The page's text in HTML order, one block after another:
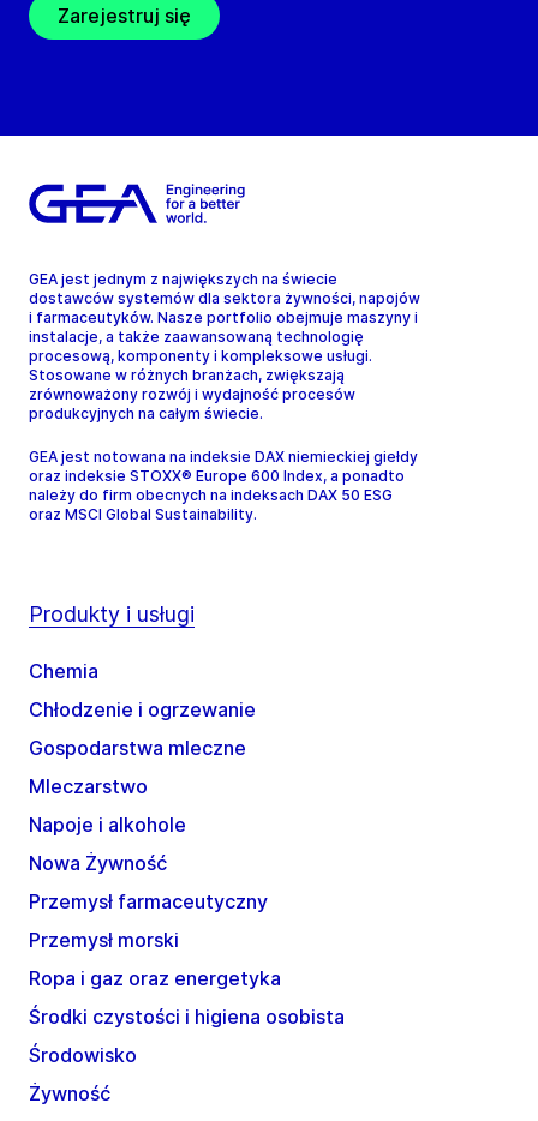
Zarejestruj się
GEA jest jednym z największych na świecie
dostawców systemów dla sektora żywności, napojów
i farmaceutyków. Nasze portfolio obejmuje maszyny i
instalacje, a także zaawansowaną technologię
procesową, komponenty i kompleksowe usługi.
Stosowane w różnych branżach, zwiększają
zrównoważony rozwój i wydajność procesów
produkcyjnych na całym świecie.
GEA jest notowana na indeksie DAX niemieckiej giełdy
oraz indeksie STOXX® Europe 600 Index, a ponadto
należy do firm obecnych na indeksach DAX 50 ESG
oraz MSCI Global Sustainability.
Produkty i usługi
Chemia
Chłodzenie i ogrzewanie
Gospodarstwa mleczne
Mleczarstwo
Napoje i alkohole
Nowa Żywność
Przemysł farmaceutyczny
Przemysł morski
Ropa i gaz oraz energetyka
Środki czystości i higiena osobista
Środowisko
Żywność